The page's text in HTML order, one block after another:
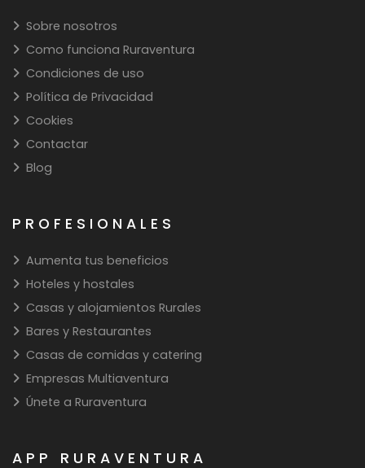
Sobre nosotros
Como funciona Ruraventura
Condiciones de uso
Política de Privacidad
Cookies
Contactar
Blog
PROFESIONALES
Aumenta tus beneficios
Hoteles y hostales
Casas y alojamientos Rurales
Bares y Restaurantes
Casas de comidas y catering
Empresas Multiaventura
Únete a Ruraventura
APP RURAVENTURA